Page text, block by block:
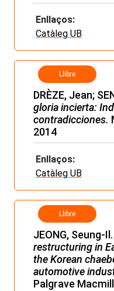
Enllaços:
Catàleg UB
Llibre
DRÈZE, Jean;
gloria incierta:
contradicciones.
2014
Enllaços:
Catàleg UB
Llibre
JEONG, Seung-Il.
restructuring in
the Korean
automotive
Palgrave